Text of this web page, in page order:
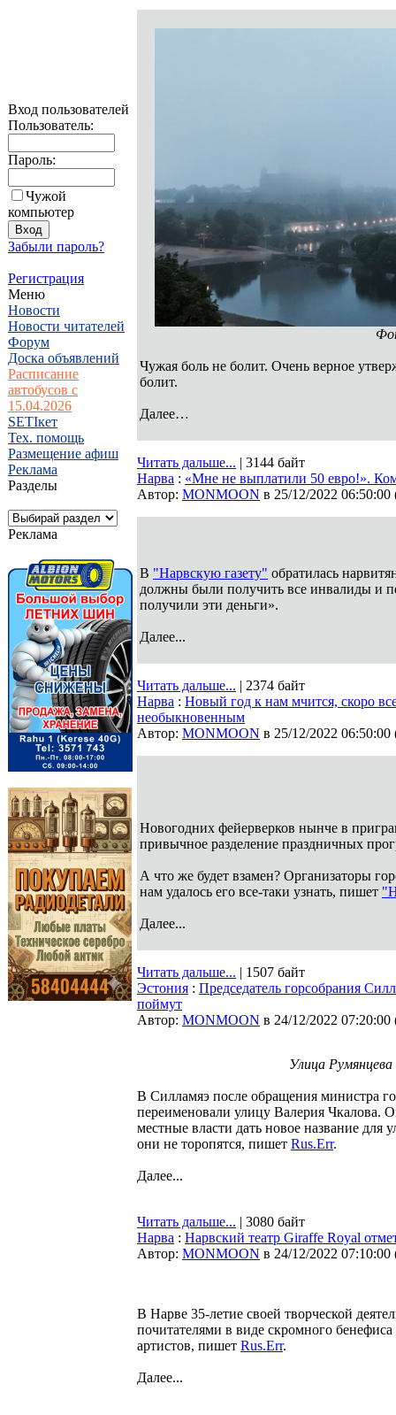
Вход пользователей
Пользователь:
Пароль:
Чужой
компьютер
Забыли пароль?
Регистрация
Меню
Новости
Новости читателей
Форум
Доска объявлений
Расписание
автобусов с
15.04.2026
SETIкет
Тех. помощь
Размещение афиш
Реклама
Разделы
Реклама
Чужая боль не болит. Очень верное
болит.
Далее…
Читать дальше... | 3144 байт
Нарва : «Мне не выплатили 50 евро!».
Автор: MONMOON в 25/12/2022 06:50:00
В "Нарвскую газету" обратилась
должны были получить все инвалиды и
получили эти деньги».
Далее...
Читать дальше... | 2374 байт
Нарва : Новый год к нам мчится, скоро
необыкновенным
Автор: MONMOON в 25/12/2022 06:50:00
Новогодних фейерверков нынче в
привычное разделение праздничных
А что же будет взамен? Организаторы
нам удалось его все-таки узнать, пишет
Далее...
Читать дальше... | 1507 байт
Эстония : Председатель горсобрания
поймут
Автор: MONMOON в 24/12/2022 07:20:00
Улица
В Силламяэ после обращения министра
переименовали улицу Валерия Чкалова.
местные власти дать новое название
они не торопятся, пишет Rus.Err.
Далее...
Читать дальше... | 3080 байт
Нарва : Нарвский театр Giraffe Royal
Автор: MONMOON в 24/12/2022 07:10:00
В Нарве 35-летие своей творческой
почитателями в виде скромного
артистов, пишет Rus.Err.
Далее...